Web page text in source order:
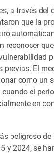
a través del
que la
reconocer
previas. El
como un
el
en
peligroso de
y 2024, se